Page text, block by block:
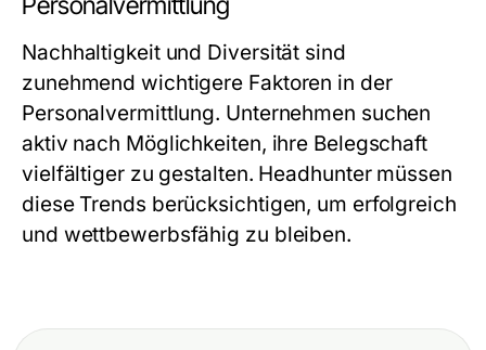
Nachhaltigkeit und Diversität sind
zunehmend wichtigere Faktoren in der
Personalvermittlung. Unternehmen suchen
aktiv nach Möglichkeiten, ihre Belegschaft
vielfältiger zu gestalten. Headhunter müssen
diese Trends berücksichtigen, um erfolgreich
und wettbewerbsfähig zu bleiben.